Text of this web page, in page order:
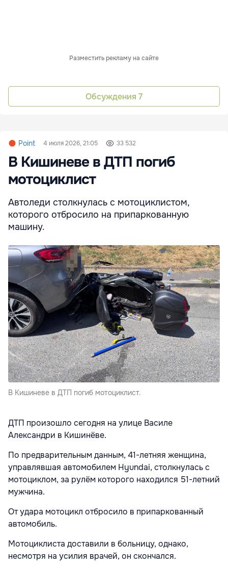
Разместить рекламу на сайте
Обсуждения 7
Point 4 июля 2026, 21:05 33 532
В Кишиневе в ДТП погиб
мотоциклист
Автоледи столкнулась с мотоциклистом,
которого отбросило на припаркованную
машину.
В Кишиневе в ДТП погиб мотоциклист.
ДТП произошло сегодня на улице Василе
Александри в Кишинёве.
По предварительным данным, 41-летняя женщина,
управлявшая автомобилем Hyundai, столкнулась с
мотоциклом, за рулём которого находился 51-летний
мужчина.
От удара мотоцикл отбросило в припаркованный
автомобиль.
Мотоциклиста доставили в больницу, однако,
несмотря на усилия врачей, он скончался.